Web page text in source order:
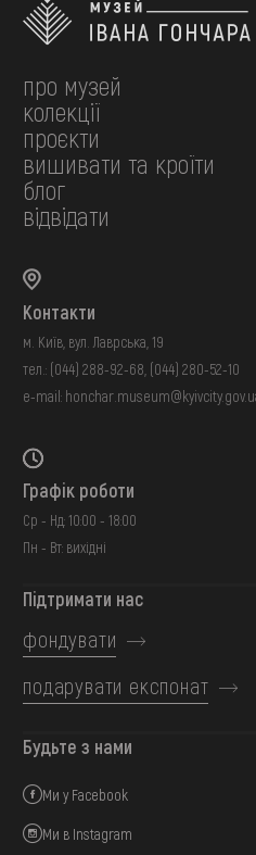
про музей
колекції
проєкти
вишивати та кроїти
блог
відвідати
Контакти
м. Київ, вул. Лаврська, 19
тел.: (044) 288-92-68 (044) 280-52-10
e-mail:
Графік роботи
Ср - Нд: 10:00 - 18:00
Пн - Вт: вихідні
Підтримати нас
фондувати
подарувати експонат
Будьте з нами
Ми у Facebook
Ми в Instagram